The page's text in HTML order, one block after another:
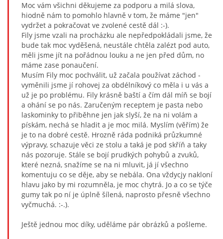
Moc vám všichni děkujeme za podporu a milá slova,
hiodně nám to pomohlo hlavně v tom, že máme "jen"
vydržet a pokračovat ve zvolené cestě dál :-).
Fily jsme vzali na procházku ale nepředpokládali jsme, že
bude tak moc vyděšená, neustále chtěla zalézt pod auto,
měli jsme jít na pořádnou louku a ne jen před dům, no
máme zase ponaučení.
Musím Fily moc pochválit, už začala používat záchod -
vyměnili jsme jí rohovej za obdélníkový co měla i u vás a
už je po problému. Fily krásně baští a čím dál míň se bojí
a ohání se po nás. Zaručeným receptem je pasta nebo
laskominky to přiběhne jen jak slyší, že na ni volám a
pískám, nechá se hladit a je moc milá. Myslím (věřím) že
je to na dobré cestě. Hrozně ráda podniká průzkumné
výpravy, schazuje věci ze stolu a taká je pod skříň a taky
nás pozoruje. Stále se bojí prudkých pohybů a zvuků,
které nezná, snažíme se na ni mluvit, já jí všechno
komentuju co se děje, aby se nebála. Ona vždycjy nakloní
hlavu jako by mi rozumněla, je moc chytrá. Jo a co se týče
gumy tak po ní je úplně šílená, naprosto přesně všechno
vyčmuchá. :-.).
Ještě jednou moc díky, uděláme pár obrázků a pošleme.